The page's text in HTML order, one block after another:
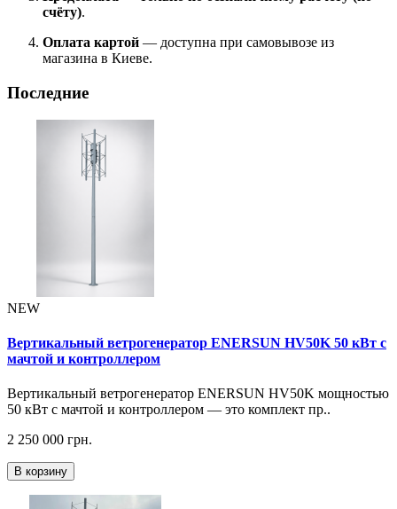
счёту).
Оплата картой — доступна при самовывозе из
магазина в Киеве.
Последние
NEW
Вертикальный ветрогенератор ENERSUN HV50K 50 кВт с
мачтой и контроллером
Вертикальный ветрогенератор ENERSUN HV50K мощностью
50 кВт с мачтой и контроллером — это комплект пр..
2 250 000 грн.
В корзину